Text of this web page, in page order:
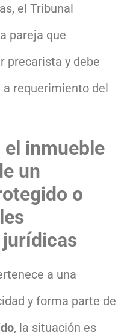
el Tribunal
pareja que
precarista y debe
requerimiento del
el inmueble
un
o
a una
y forma parte de
, la situación es